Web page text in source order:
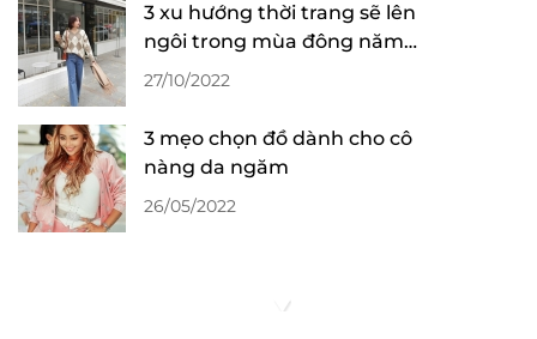
3 xu hướng thời trang sẽ lên
ngôi trong mùa đông năm
2022
27/10/2022
3 mẹo chọn đồ dành cho cô
nàng da ngăm
26/05/2022